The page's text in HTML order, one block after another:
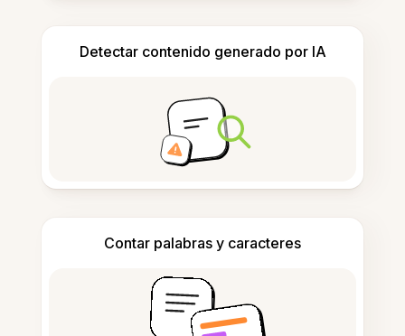
Detectar contenido generado por IA
Contar palabras y caracteres